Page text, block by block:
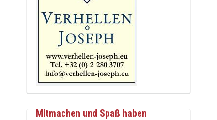
Mitmachen und Spaß haben